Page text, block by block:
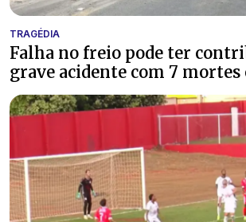
TRAGÉDIA
Falha no freio pode ter
grave acidente com 7